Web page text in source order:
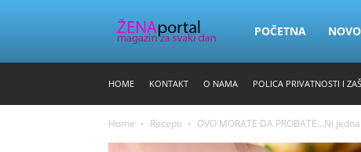
Zena
POČETNA NOVO
HOME KONTAKT O NAMA POLICA PRIVATNOSTI I
Home Recepti OVO MORATE DA PROBATE…Ni